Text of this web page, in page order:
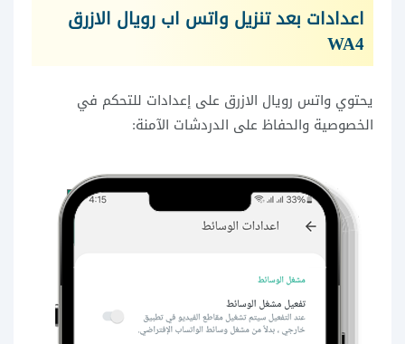
اعدادات بعد تنزيل واتس اب رويال الازرق
WA4
يحتوي واتس رويال الازرق على إعدادات للتحكم في
الخصوصية والحفاظ على الدردشات الآمنة: